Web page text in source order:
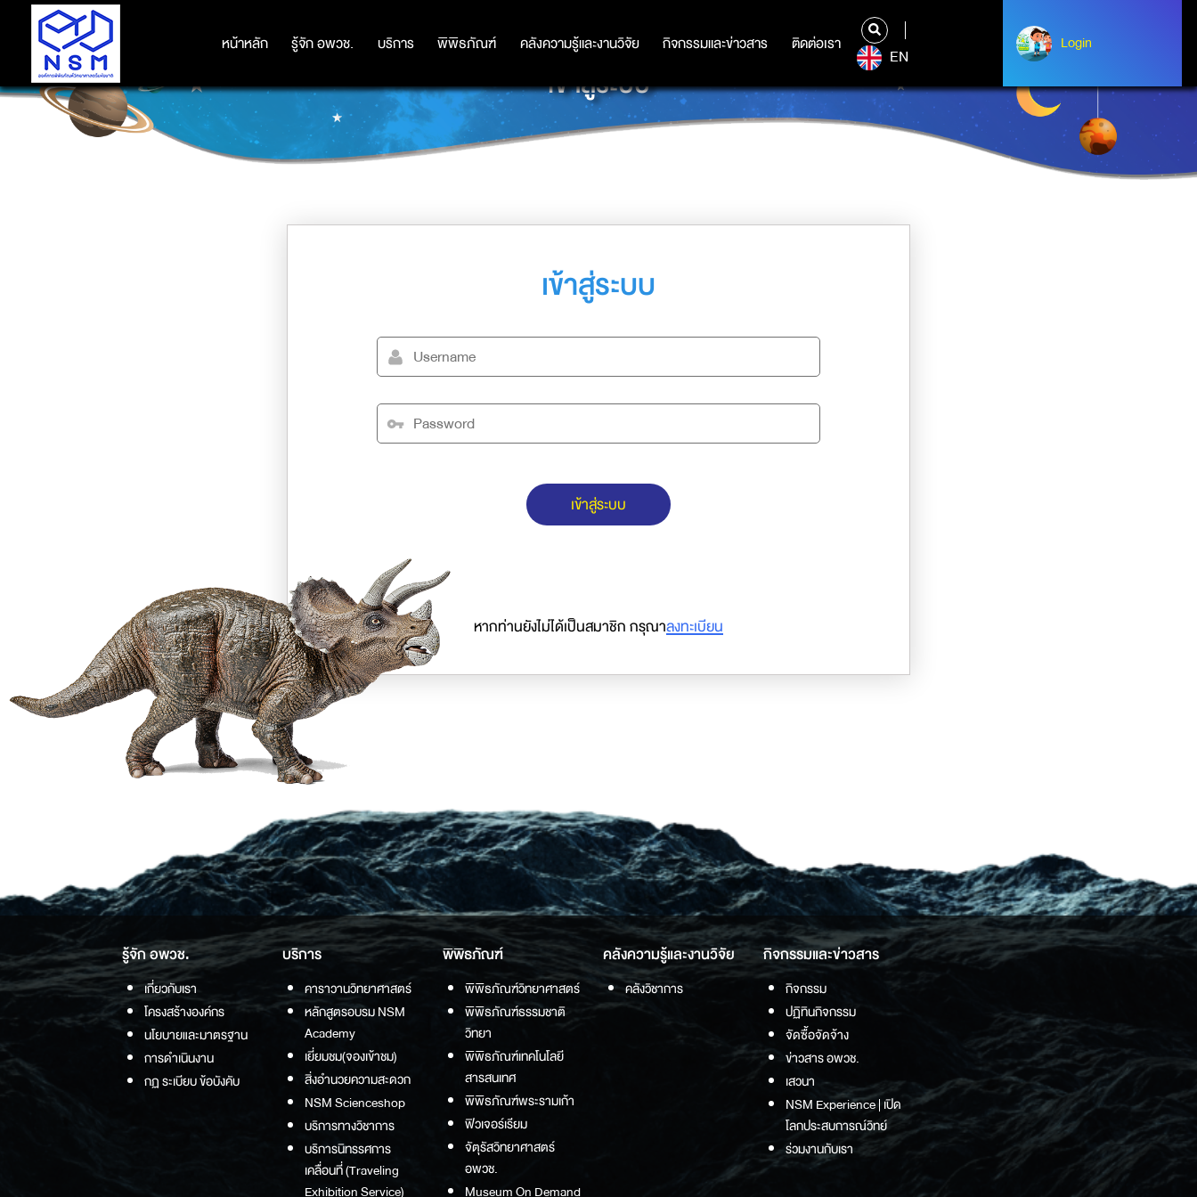
หน้าหลัก รู้จัก อพวช. บริการ พิพิธภัณฑ์ คลังความรู้และงานวิจัย กิจกรรมและข่าวสาร ติดต่อเรา
หน้าหลัก รู้จัก อพวช. บริการ พิพิธภัณฑ์ คลังความรู้และงานวิจัย กิจกรรมและข่าวสาร ติดต่อเรา
EN
Login
Albert Einstein
เข้าสู่ระบบ
เข้าสู่ระบบ
เข้าสู่ระบบ
หากท่านยังไม่ได้เป็นสมาชิก กรุณาลงทะเบียน
รู้จัก อพวช.
เกี่ยวกับเรา
โครงสร้างองค์กร
นโยบายและมาตรฐาน
การดำเนินงาน
กฏ ระเบียบ ข้อบังคับ
บริการ
คาราวานวิทยาศาสตร์
หลักสูตรอบรม NSM
Academy
เยี่ยมชม(จองเข้าชม)
สิ่งอำนวยความสะดวก
NSM Scienceshop
บริการทางวิชาการ
บริการนิทรรศการ
เคลื่อนที่ (Traveling
Exhibition Service)
พิพิธภัณฑ์
พิพิธภัณฑ์วิทยาศาสตร์
พิพิธภัณฑ์ธรรมชาติ
วิทยา
พิพิธภัณฑ์เทคโนโลยี
สารสนเทศ
พิพิธภัณฑ์พระรามเก้า
ฟิวเจอร์เรียม
จัตุรัสวิทยาศาสตร์
อพวช.
Museum On Demand
คลังความรู้และงานวิจัย
คลังวิชาการ
กิจกรรมและข่าวสาร
กิจกรรม
ปฏิทินกิจกรรม
จัดซื้อจัดจ้าง
ข่าวสาร อพวช.
เสวนา
NSM Experience | เปิด
โลกประสบการณ์วิทย์
ร่วมงานกับเรา